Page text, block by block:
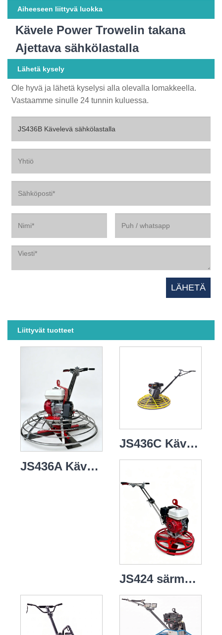
Aiheeseen liittyvä luokka
Kävele Power Trowelin takana
Ajettava sähkölastalla
Lähetä kysely
Ole hyvä ja lähetä kyselysi alla olevalla lomakkeella.
Vastaamme sinulle 24 tunnin kuluessa.
Liittyvät tuotteet
JS436A Kävelevä sähkölastalla
JS436C Kävelevä sähkölastalla
JS424 särmäyslastalla